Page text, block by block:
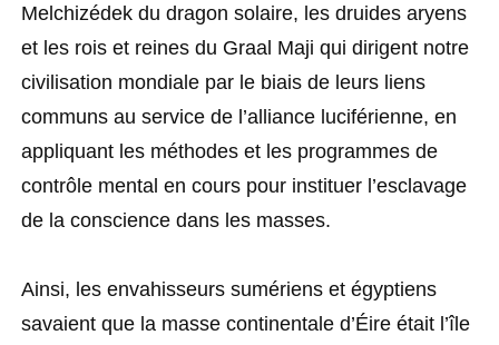
Melchizédek du dragon solaire, les druides aryens
et les rois et reines du Graal Maji qui dirigent notre
civilisation mondiale par le biais de leurs liens
communs au service de l’alliance luciférienne, en
appliquant les méthodes et les programmes de
contrôle mental en cours pour instituer l’esclavage
de la conscience dans les masses.
Ainsi, les envahisseurs sumériens et égyptiens
savaient que la masse continentale d’Éire était l’île